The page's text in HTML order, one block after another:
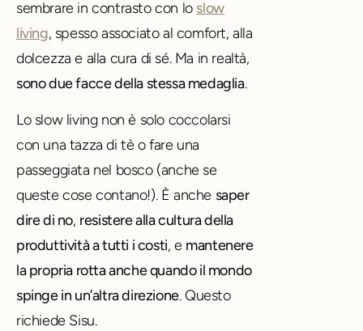
sembrare in contrasto con lo slow
living, spesso associato al comfort, alla
dolcezza e alla cura di sé. Ma in realtà,
sono due facce della stessa medaglia.
Lo slow living non è solo coccolarsi
con una tazza di tè o fare una
passeggiata nel bosco (anche se
queste cose contano!). È anche saper
dire di no, resistere alla cultura della
produttività a tutti i costi, e mantenere
la propria rotta anche quando il mondo
spinge in un’altra direzione. Questo
richiede Sisu.